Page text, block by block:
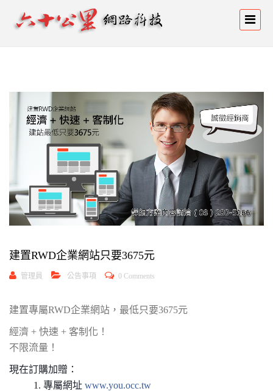
建置RWD企業網站只要3675元
管理員 公告事項 0 Comments
建置專屬RWD企業網站，最低只要3675元
經濟 + 快速 + 客制化！
不限流量！
現在訂購加贈：
1. 專屬網址 www.you.occ.tw